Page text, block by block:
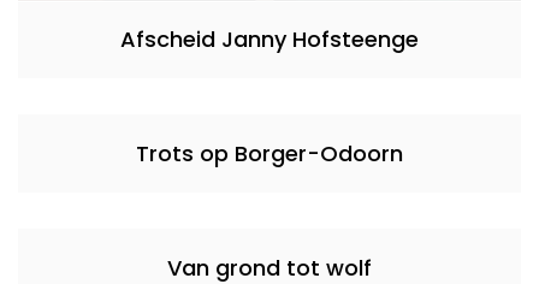
Afscheid Janny Hofsteenge
Trots op Borger-Odoorn
Van grond tot wolf